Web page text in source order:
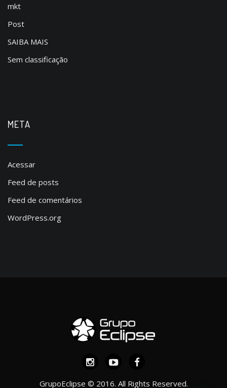
mkt
Post
SAIBA MAIS
Sem classificação
META
Acessar
Feed de posts
Feed de comentários
WordPress.org
GrupoEclipse © 2016. All Rights Reserved.